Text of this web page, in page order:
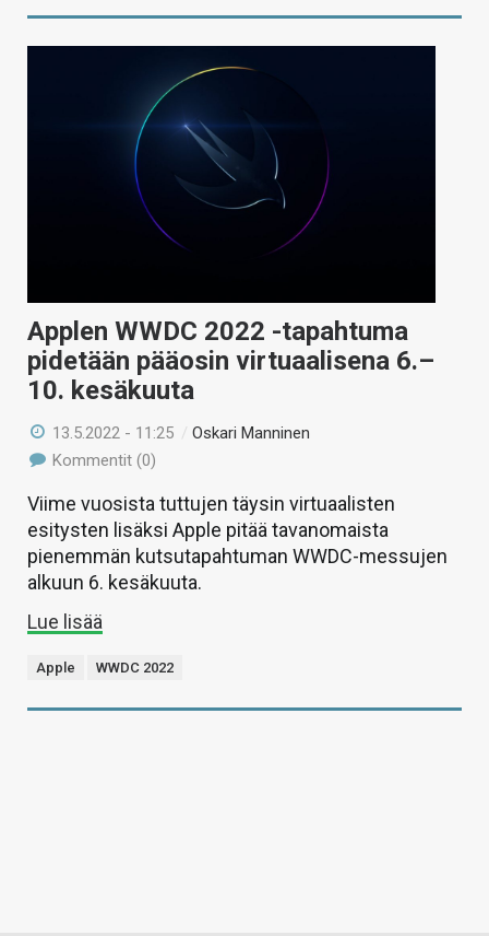
Applen WWDC 2022 -tapahtuma
pidetään pääosin virtuaalisena 6.–
10. kesäkuuta
13.5.2022 - 11:25 /Oskari Manninen
Kommentit (0)
Viime vuosista tuttujen täysin virtuaalisten
esitysten lisäksi Apple pitää tavanomaista
pienemmän kutsutapahtuman WWDC-messujen
alkuun 6. kesäkuuta.
Lue lisää
Apple WWDC 2022